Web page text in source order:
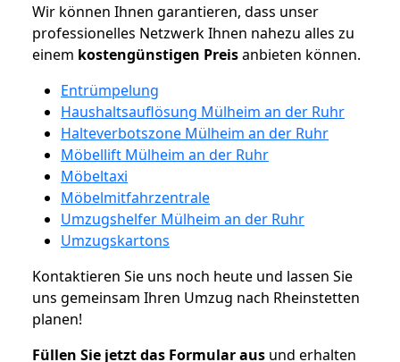
Wir können Ihnen garantieren, dass unser
professionelles Netzwerk Ihnen nahezu alles zu
einem kostengünstigen Preisanbieten können.
Entrümpelung
Haushaltsauflösung Mülheim an der Ruhr
Halteverbotszone Mülheim an der Ruhr
Möbellift Mülheim an der Ruhr
Möbeltaxi
Möbelmitfahrzentrale
Umzugshelfer Mülheim an der Ruhr
Umzugskartons
Kontaktieren Sie uns noch heute und lassen Sie
uns gemeinsam Ihren Umzug nach Rheinstetten
planen!
Füllen Sie jetzt das Formular aus und erhalten